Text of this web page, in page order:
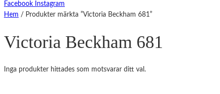
Facebook
Instagram
Hem / Produkter märkta ”Victoria Beckham 681”
Victoria Beckham 681
Inga produkter hittades som motsvarar ditt val.